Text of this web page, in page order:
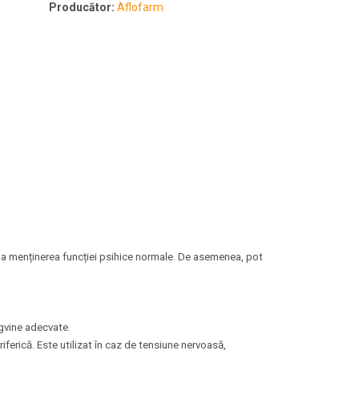
Producător: Aflofarm
menținerea funcției psihice normale. De asemenea, pot
adecvate.
Este utilizat în caz de tensiune nervoasă,